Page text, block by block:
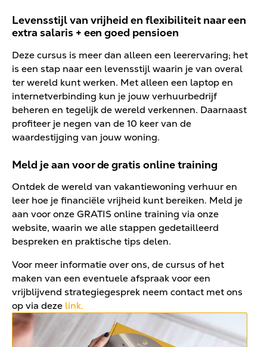
Levensstijl van vrijheid en flexibiliteit naar een
extra salaris + een goed pensioen
Deze cursus is meer dan alleen een leerervaring; het
is een stap naar een levensstijl waarin je van overal
ter wereld kunt werken. Met alleen een laptop en
internetverbinding kun je jouw verhuurbedrijf
beheren en tegelijk de wereld verkennen. Daarnaast
profiteer je negen van de 10 keer van de
waardestijging van jouw woning.
Meld je aan voor de gratis online training
Ontdek de wereld van vakantiewoning verhuur en
leer hoe je financiële vrijheid kunt bereiken. Meld je
aan voor onze GRATIS online training via onze
website, waarin we alle stappen gedetailleerd
bespreken en praktische tips delen.
Voor meer informatie over ons, de cursus of het
maken van een eventuele afspraak voor een
vrijblijvend strategiegesprek neem contact met ons
op via deze link.